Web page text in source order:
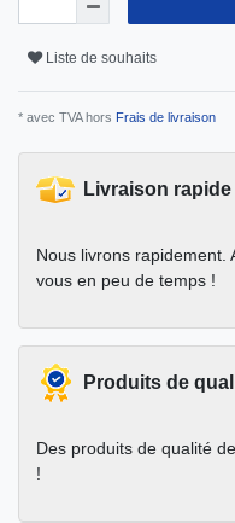
Liste de souhaits
* avec TVA hors Frais de livraison
Livraison rapide
Nous livrons rapidement.
vous en peu de temps !
Produits de
Des produits de qualité
!